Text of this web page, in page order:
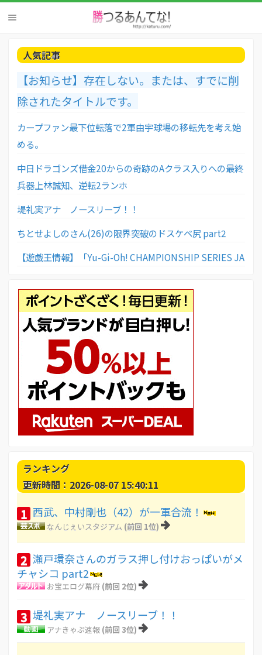
人気記事
【お知らせ】存在しない。または、すでに削
除されたタイトルです。
カープファン最下位転落で2軍由宇球場の移転先を考え始
める。
中日ドラゴンズ借金20からの奇跡のAクラス入りへの最終
兵器上林誠知、逆転2ランホ
堤礼実アナ ノースリーブ！！
ちとせよしのさん(26)の限界突破のドスケベ尻 part2
【遊戯王情報】「Yu-Gi-Oh! CHAMPIONSHIP SERIES JA
ランキング
更新時間：2026-08-07 15:40:11
1 西武、中村剛也（42）が一軍合流！
なんじぇいスタジアム (前回 1位)
2 瀬戸環奈さんのガラス押し付けおっぱいがメ
チャシコ part2
お宝エログ幕府 (前回 2位)
3 堤礼実アナ ノースリーブ！！
アナきゃぷ速報 (前回 3位)